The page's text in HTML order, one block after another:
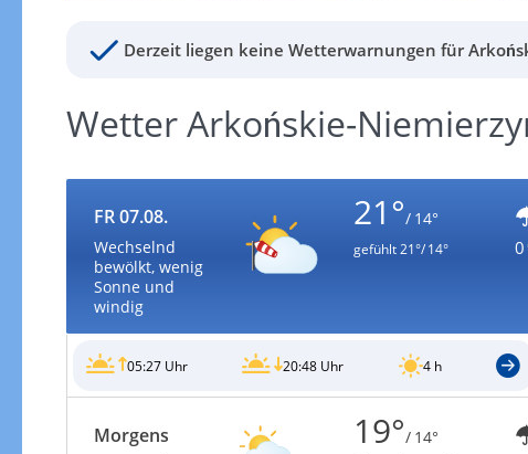
Derzeit liegen keine Wetterwarnungen für
Wetter Arkońskie-
FR 07.08.
Wechselnd
bewölkt, wenig
Sonne und
windig
21°/ 14°
gefühlt21°/ 14° 0
05:27 Uhr 20:48 Uhr 4 h
Morgens 19°/ 14°